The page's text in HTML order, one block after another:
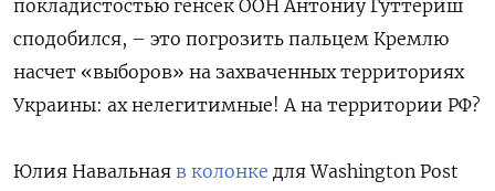
покладистостью генсек ООН Антониу Гуттериш
сподобился, – это погрозить пальцем Кремлю
насчет «выборов» на захваченных территориях
Украины: ах нелегитимные! А на территории РФ?
Юлия Навальная в колонке для Washington Post